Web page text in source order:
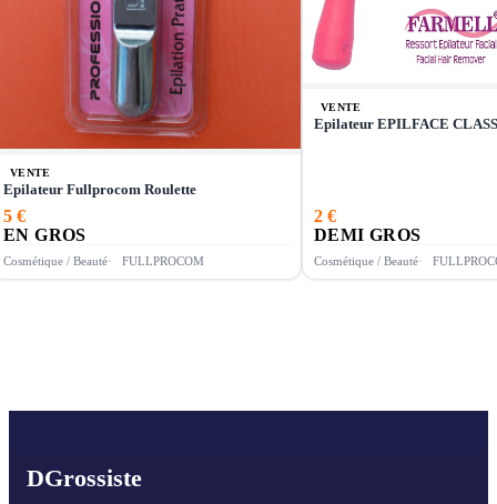
VENTE
Epilateur Fullprocom Roulette
5 €
EN GROS
Cosmétique / Beauté FULLPROCOM
VENTE
Epilateur EPILFACE
2 €
DEMI GROS
Cosmétique / Beauté
DGrossiste